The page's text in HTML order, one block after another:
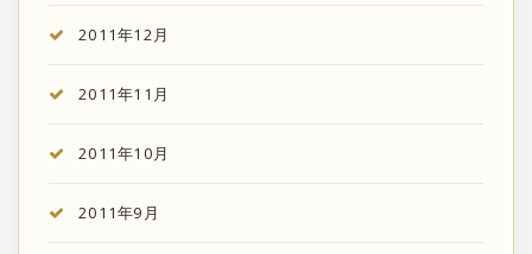
2011年12月
2011年11月
2011年10月
2011年9月